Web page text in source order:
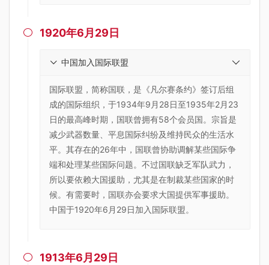
 1920年6月29日
中国加入国际联盟
国际联盟，简称国联，是《凡尔赛条约》签订后组
成的国际组织，于1934年9月28日至1935年2月23
日的最高峰时期，国联曾拥有58个会员国。宗旨是
减少武器数量、平息国际纠纷及维持民众的生活水
平。其存在的26年中，国联曾协助调解某些国际争
端和处理某些国际问题。不过国联缺乏军队武力，
所以要依赖大国援助，尤其是在制裁某些国家的时
候。有需要时，国联亦会要求大国提供军事援助。
中国于1920年6月29日加入国际联盟。
 1913年6月29日